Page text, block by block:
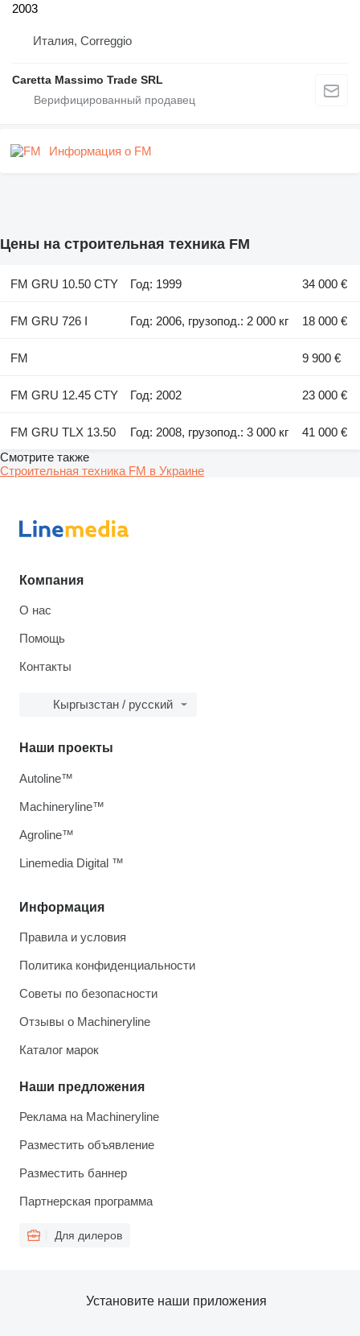
2003
Италия, Correggio
Caretta Massimo Trade SRL
Информация о FM
Цены на строительная техника FM
FM GRU 10.50 CTY Год: 1999 34 000 €
FM GRU 726 I Год: 2006, грузопод.: 2 000 кг 18 000 €
FM 9 900 €
FM GRU 12.45 CTY Год: 2002 23 000 €
FM GRU TLX 13.50 Год: 2008, грузопод.: 3 000 кг
41 000 €
Смотрите также
Строительная техника FM в Украине
Компания
О нас
Помощь
Контакты
Кыргызстан / русский
Информация
Правила и условия
Политика конфиденциальности
Советы по безопасности
Отзывы о Machineryline
Каталог марок
Наши предложения
Реклама на Machineryline
Разместить объявление
Разместить баннер
Партнерская программа
Для дилеров
Наши проекты
Autoline™
Machineryline™
Agroline™
Linemedia Digital ™
Установите наши приложения